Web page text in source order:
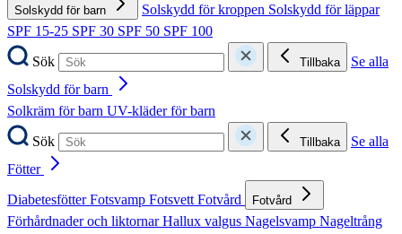
Solskydd för barn Solskydd för kroppen Solskydd för läppar
SPF 15-25 SPF 30 SPF 50 SPF 100
Sök
Tillbaka
Se alla
Solskydd för barn
Solkräm för barn UV-kläder för barn
Sök
Tillbaka
Se alla
Fötter
DiabetesfötterFotsvamp FotsvettFotvård Fotvård
Förhårdnader och liktornarHallux valgus Nagelsvamp Nageltrång